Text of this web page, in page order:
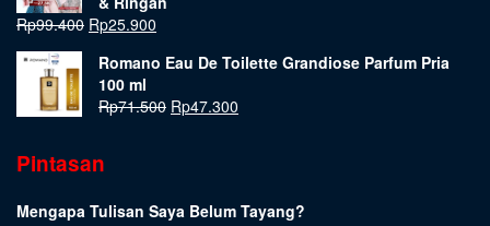
Rp99.400 Rp25.900
Romano Eau De Toilette Grandiose Parfum Pria
100 ml
Rp71.500 Rp47.300
Pintasan
Mengapa Tulisan Saya Belum Tayang?